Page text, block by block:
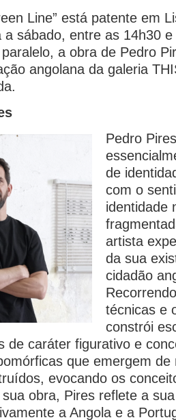
Line” está patente em
a sábado, entre as 14h30
a obra de Pedro
angolana da galeria
Pedro
de
com o
identidade
artista
da sua
cidadão
técnicas e
constrói
de caráter figurativo e
que emergem de
evocando os
obra, Pires reflete a
a Angola e a